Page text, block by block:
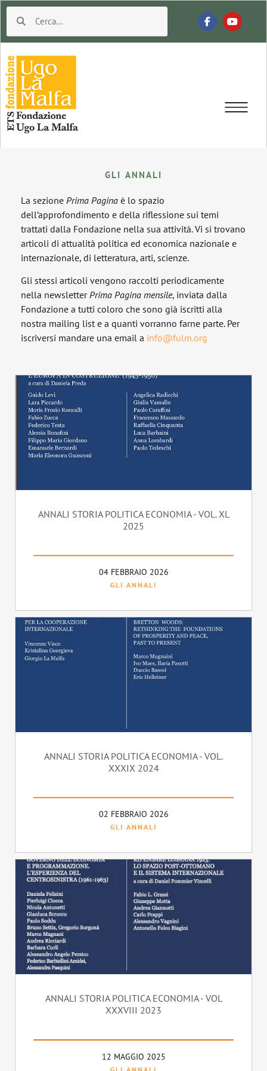
GLI ANNALI
La sezione Prima Pagina è lo spazio
dell’approfondimento e della riflessione sui temi
trattati dalla Fondazione nella sua attività. Vi si trovano
articoli di attualità politica ed economica nazionale e
internazionale, di letteratura, arti, scienze.
Gli stessi articoli vengono raccolti periodicamente
nella newsletterPrima Pagina mensile, inviata dalla
Fondazione a tutti coloro che sono già iscritti alla
nostra mailing list e a quanti vorranno farne parte. Per
iscriversi mandare una email a info@fulm.org
ANNALI STORIA POLITICA ECONOMIA - VOL. XL
2025
04 FEBBRAIO 2026
GLI ANNALI
ANNALI STORIA POLITICA ECONOMIA - VOL.
XXXIX 2024
02 FEBBRAIO 2026
GLI ANNALI
ANNALI STORIA POLITICA ECONOMIA - VOL
XXXVIII 2023
12 MAGGIO 2025